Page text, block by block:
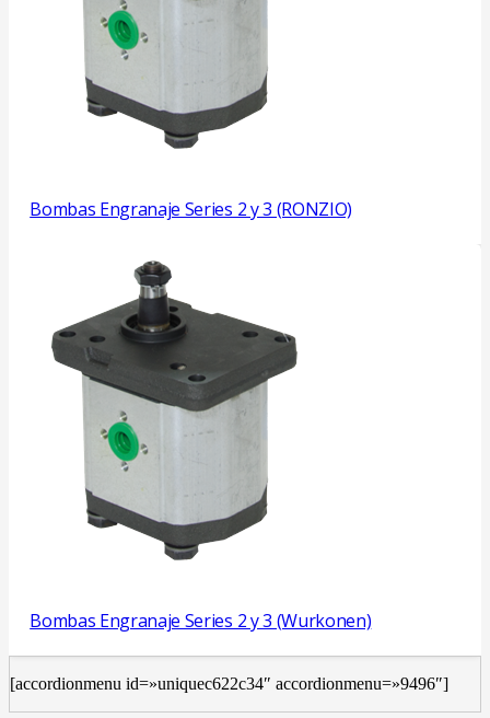
Bombas Engranaje Series 2 y 3 (RONZIO)
Bombas Engranaje Series 2 y 3 (Wurkonen)
[accordionmenu id=»uniquec622c34″ accordionmenu=»9496″]